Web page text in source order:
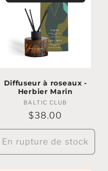
Diffuseur à roseaux -
Herbier Marin
Marchands
:
BALTIC CLUB
Prix
régulier
$38.00
En rupture de stock